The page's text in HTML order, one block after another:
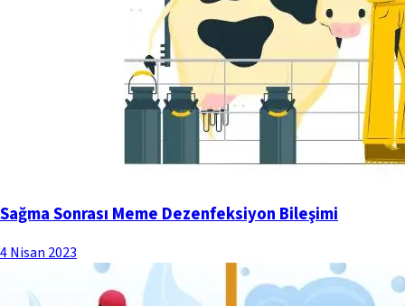
Sağma Sonrası Meme Dezenfeksiyon Bileşimi
4 Nisan 2023